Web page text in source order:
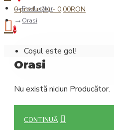
0 produs(e) - 0,00RON
0
Coșul este gol!
Producător
Orasi
Orasi
Nu există niciun Producător.
CONTINUĂ